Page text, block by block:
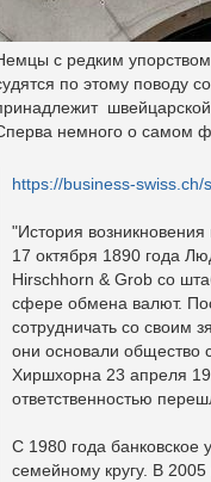
с редким
по этому поводу
немного о самом
https://business-
"История
17 октября 1890 года
Hirschhorn & Grob со
сфере обмена валют.
сотрудничать со своим
они основали общество
Хиршхорна 23 апреля
ответственностью
С 1980 года банковское
семейному кругу. В